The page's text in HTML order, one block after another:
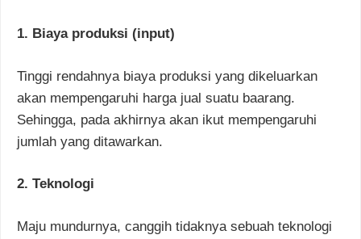
1. Biaya produksi (input)
Tinggi rendahnya biaya produksi yang dikeluarkan
akan mempengaruhi harga jual suatu baarang.
Sehingga, pada akhirnya akan ikut mempengaruhi
jumlah yang ditawarkan.
2. Teknologi
Maju mundurnya, canggih tidaknya sebuah teknologi